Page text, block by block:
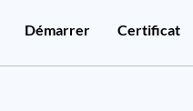
Démarrer Certificat